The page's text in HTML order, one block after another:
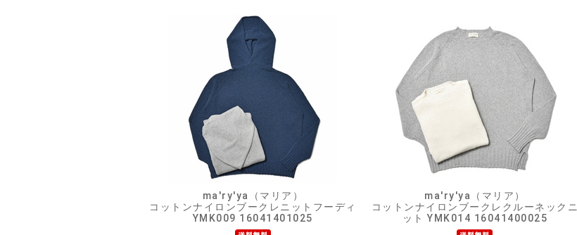
ma'ry'ya（マリア）
コットンナイロンブークレニットフーディ
YMK009 16041401025
ma'ry'ya（マリア）
コットンナイロンブークレクルーネックニ
ット YMK014 16041400025